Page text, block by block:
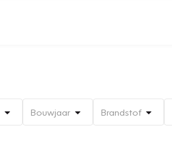
Bouwjaar Brandstof